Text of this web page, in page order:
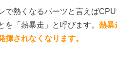
で熱くなるパーツと言えば
を「熱暴走」と呼びます。 熱暴
揮されなくなります。